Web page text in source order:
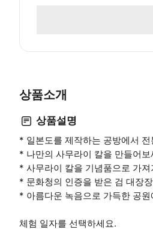
상품소개
상품설명
* 일본도를 제작하는 공방에서
* 나만의 사무라이 칼을 만들어보
* 사무라이 칼을 기념품으로 가져
* 문화청의 인증을 받은 검 대장
* 아름다운 녹음으로 가득한 공
체험 일자를 선택하세요.